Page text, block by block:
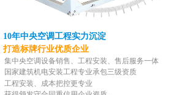
10年中央空调工程实力沉淀
打造标牌行业优质企业
集中央空调设备销售、工程安装、售后服务一体
国家建筑机电安装工程专业承包三级资质
工程安装、成本把控更专业